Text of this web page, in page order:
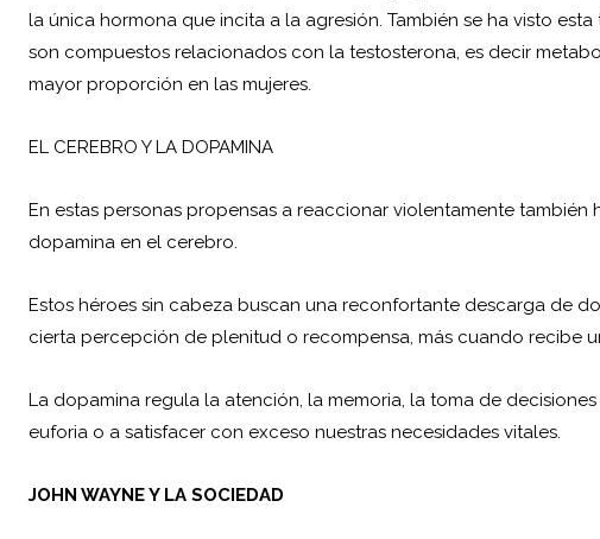
la única hormona que incita a la agresión. También se ha visto
son compuestos relacionados con la testosterona, es decir
mayor proporción en las mujeres.
EL CEREBRO Y LA DOPAMINA
En estas personas propensas a reaccionar violentamente
dopamina en el cerebro.
Estos héroes sin cabeza buscan una reconfortante descarga de
cierta percepción de plenitud o recompensa, más cuando recibe
La dopamina regula la atención, la memoria, la toma de
euforia o a satisfacer con exceso nuestras necesidades vitales.
JOHN WAYNE Y LA SOCIEDAD